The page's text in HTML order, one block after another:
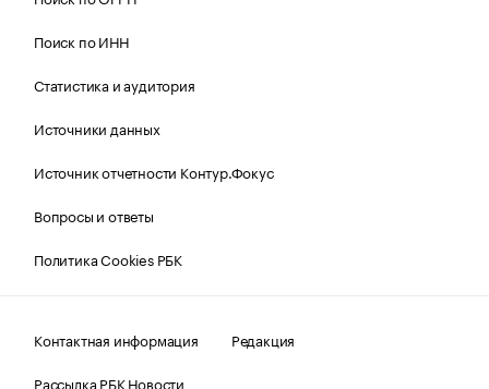
Поиск по ИНН
Статистика и аудитория
Источники данных
Источник отчетности Контур.Фокус
Вопросы и ответы
Политика Cookies РБК
Контактная информация
Редакция
Рассылка РБК Новости